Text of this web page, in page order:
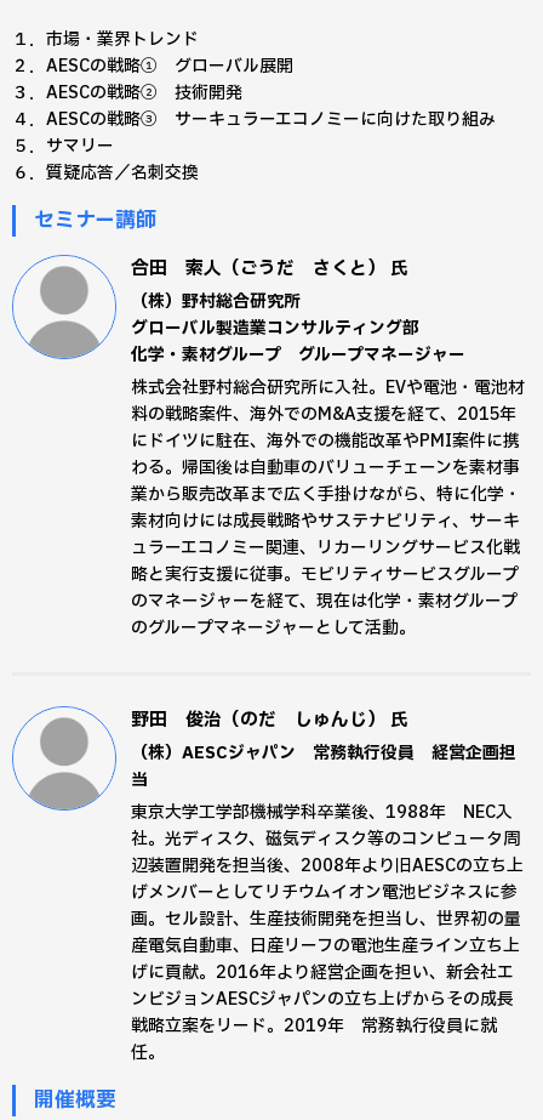
１．市場・業界トレンド
２．AESCの戦略① グローバル展開
３．AESCの戦略② 技術開発
４．AESCの戦略③ サーキュラーエコノミーに向けた取り組み
５．サマリー
６．質疑応答／名刺交換
セミナー講師
合田 索人（ごうだ さくと） 氏
（株）野村総合研究所
グローバル製造業コンサルティング部
化学・素材グループ グループマネージャー
株式会社野村総合研究所に入社。EVや電池・電池材
料の戦略案件、海外でのM&A支援を経て、2015年
にドイツに駐在、海外での機能改革やPMI案件に携
わる。帰国後は自動車のバリューチェーンを素材事
業から販売改革まで広く手掛けながら、特に化学・
素材向けには成長戦略やサステナビリティ、サーキ
ュラーエコノミー関連、リカーリングサービス化戦
略と実行支援に従事。モビリティサービスグループ
のマネージャーを経て、現在は化学・素材グループ
のグループマネージャーとして活動。
野田 俊治（のだ しゅんじ） 氏
（株）AESCジャパン 常務執行役員 経営企画担
当
東京大学工学部機械学科卒業後、1988年 NEC入
社。光ディスク、磁気ディスク等のコンピュータ周
辺装置開発を担当後、2008年より旧AESCの立ち上
げメンバーとしてリチウムイオン電池ビジネスに参
画。セル設計、生産技術開発を担当し、世界初の量
産電気自動車、日産リーフの電池生産ライン立ち上
げに貢献。2016年より経営企画を担い、新会社エ
ンビジョンAESCジャパンの立ち上げからその成長
戦略立案をリード。2019年 常務執行役員に就
任。
開催概要